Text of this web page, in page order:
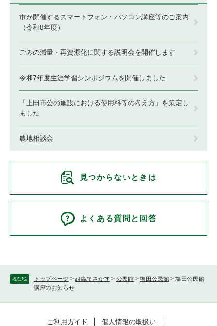
現在地 トップページ > 組織でさがす > 公民館 > 塩田公民館 > 塩田公民館
講座のお知らせ
市が開催するスマートフォン・パソコン講座等のご案内
（令和8年度）
ごみの減量・再資源化に関する説明会を開催します
令和7年度生涯学習シンポジウムを開催しました
「上田市公の施設における使用料等の考え方」を策定し
ました
農地相談会
見つからないときは
よくある質問と回答
ご利用ガイド
個人情報の取扱い